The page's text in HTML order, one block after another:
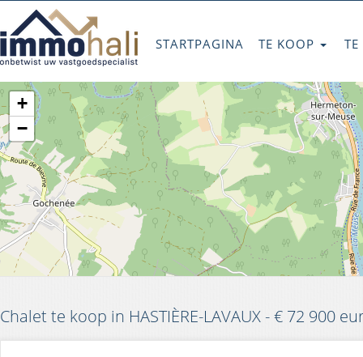
STARTPAGINA TE KOOP
+
−
Chalet te koop in HASTIÈRE-LAVAUX - € 72 900